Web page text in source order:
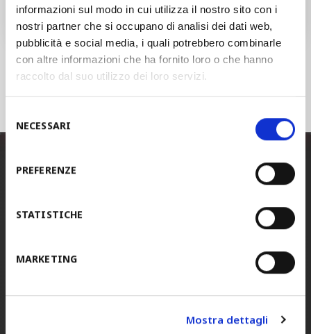
informazioni sul modo in cui utilizza il nostro sito con i
nostri partner che si occupano di analisi dei dati web,
pubblicità e social media, i quali potrebbero combinarle
con altre informazioni che ha fornito loro o che hanno
raccolto dal suo utilizzo dei loro servizi.
delNECESSARI
PREFERENZE
STATISTICHE
MARKETING
Mostra dettagli
Torna alle news
(Headquarters)
stamspa@legalmail.it
31050 Ponzano Veneto